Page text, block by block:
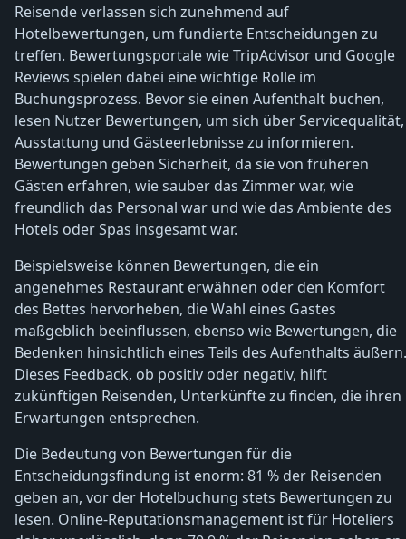
Reisende verlassen sich zunehmend auf
Hotelbewertungen, um fundierte Entscheidungen zu
treffen. Bewertungsportale wie TripAdvisor und Google
Reviews spielen dabei eine wichtige Rolle im
Buchungsprozess. Bevor sie einen Aufenthalt buchen,
lesen Nutzer Bewertungen, um sich über Servicequalität,
Ausstattung und Gästeerlebnisse zu informieren.
Bewertungen geben Sicherheit, da sie von früheren
Gästen erfahren, wie sauber das Zimmer war, wie
freundlich das Personal war und wie das Ambiente des
Hotels oder Spas insgesamt war.
Beispielsweise können Bewertungen, die ein
angenehmes Restaurant erwähnen oder den Komfort
des Bettes hervorheben, die Wahl eines Gastes
maßgeblich beeinflussen, ebenso wie Bewertungen, die
Bedenken hinsichtlich eines Teils des Aufenthalts äußern.
Dieses Feedback, ob positiv oder negativ, hilft
zukünftigen Reisenden, Unterkünfte zu finden, die ihren
Erwartungen entsprechen.
Die Bedeutung von Bewertungen für die
Entscheidungsfindung ist enorm: 81 % der Reisenden
geben an, vor der Hotelbuchung stets Bewertungen zu
lesen. Online-Reputationsmanagement ist für Hoteliers